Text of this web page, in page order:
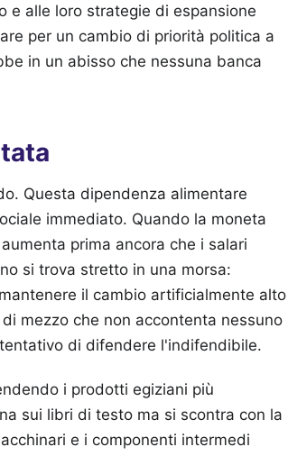
e alle loro strategie di espansione
per un cambio di priorità politica a
in un abisso che nessuna banca
Questa dipendenza alimentare
immediato. Quando la moneta
prima ancora che i salari
si trova stretto in una morsa:
il cambio artificialmente alto
mezzo che non accontenta nessuno
di difendere l'indifendibile.
i prodotti egiziani più
sui libri di testo ma si scontra con la
e i componenti intermedi